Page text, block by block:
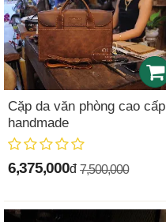
Cặp da văn phòng cao cấp
handmade
6,375,000đ 7,500,000